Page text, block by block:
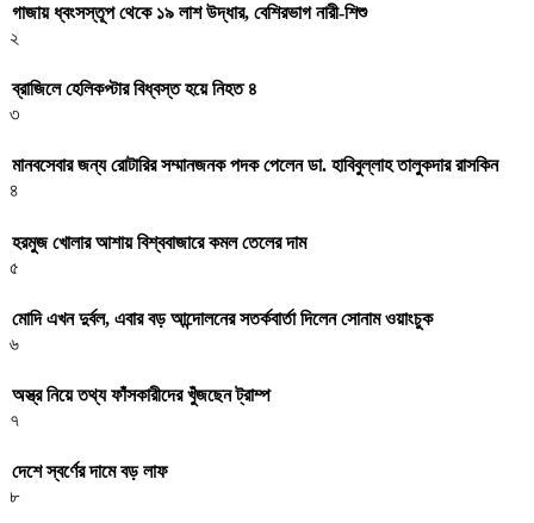
গাজায় ধ্বংসস্তূপ থেকে ১৯ লাশ উদ্ধার, বেশিরভাগ নারী-শিশু
২
ব্রাজিলে হেলিকপ্টার বিধ্বস্ত হয়ে নিহত ৪
৩
মানবসেবার জন্য রোটারির সম্মানজনক পদক পেলেন ডা. হাবিবুল্লাহ তালুকদার রাসকিন
৪
হরমুজ খোলার আশায় বিশ্ববাজারে কমল তেলের দাম
৫
মোদি এখন দুর্বল, এবার বড় আন্দোলনের সতর্কবার্তা দিলেন সোনাম ওয়াংচুক
৬
অস্ত্র নিয়ে তথ্য ফাঁসকারীদের খুঁজছেন ট্রাম্প
৭
দেশে স্বর্ণের দামে বড় লাফ
৮